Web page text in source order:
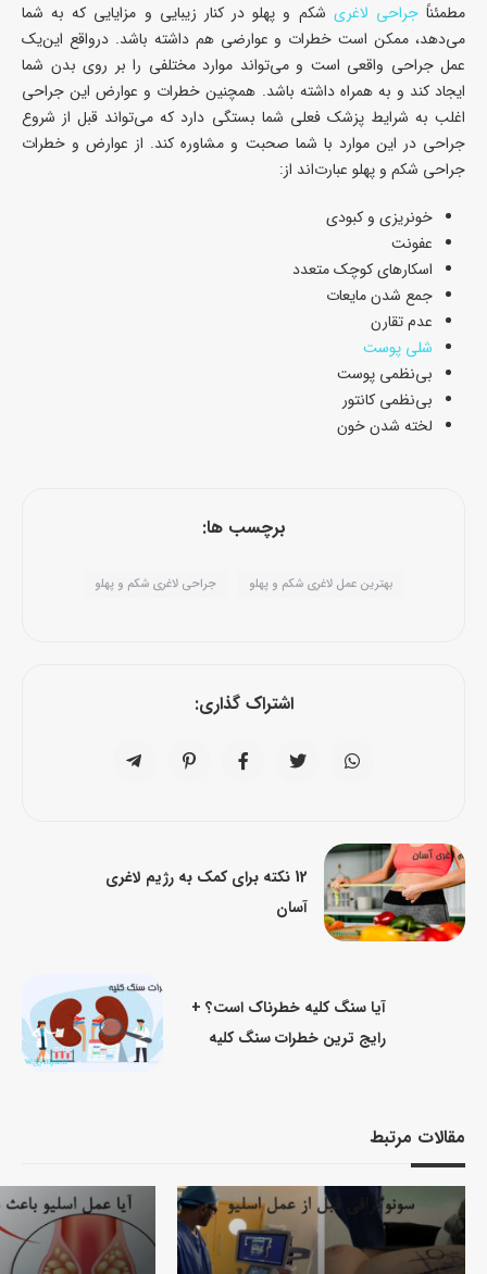
مطمئناًجراحی لاغری شکم و پهلو در کنار زیبایی و مزایایی که به شما
می‌دهد، ممکن است خطرات و عوارضی هم داشته باشد. درواقع این‌یک
عمل جراحی واقعی است و می‌تواند موارد مختلفی را بر روی بدن شما
ایجاد کند و به همراه داشته باشد. همچنین خطرات و عوارض این جراحی
اغلب به شرایط پزشک فعلی شما بستگی دارد که می‌تواند قبل از شروع
جراحی در این موارد با شما صحبت و مشاوره کند. از عوارض و خطرات
جراحی شکم و پهلو عبارت‌اند از:
خونریزی و کبودی
عفونت
اسکارهای کوچک متعدد
جمع شدن مایعات
عدم تقارن
شلی پوست
بی‌نظمی پوست
بی‌نظمی کانتور
لخته شدن خون
برچسب ها:
بهترین عمل لاغری شکم و پهلو جراحی لاغری شکم و پهلو
اشتراک گذاری:
12 نکته برای کمک به رژیم لاغری
آسان
آیا سنگ کلیه خطرناک است؟ +
رایج ترین خطرات سنگ کلیه
مقالات مرتبط